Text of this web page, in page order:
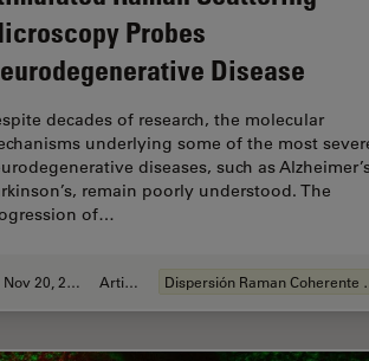
Characterization with SRS Microscopy
Probes
Disease
decades of research, the molecular
underlying some of the most
diseases, such as
remain poorly understood. The
of…
Nov 20, 2019 Article